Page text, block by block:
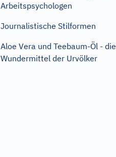
Arbeitspsychologen
Journalistische Stilformen
Aloe Vera und Teebaum-Öl - die
Wundermittel der Urvölker